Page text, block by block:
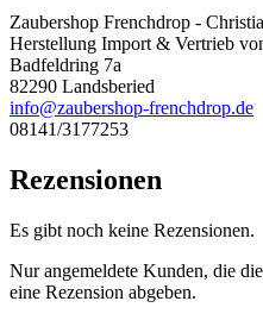
Zaubershop Frenchdrop -
Herstellung Import & Vertrieb
Badfeldring 7a
82290 Landsberied
info@zaubershop-frenchdrop.de
08141/3177253
Rezensionen
Es gibt noch keine Rezensionen.
Nur angemeldete Kunden, die
eine Rezension abgeben.